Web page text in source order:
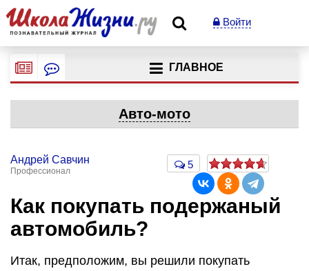
Войти
ГЛАВНОЕ
Авто-мото
Андрей Савчин
Профессионал
5
Как покупать подержаный
автомобиль?
Итак, предположим, вы решили покупать